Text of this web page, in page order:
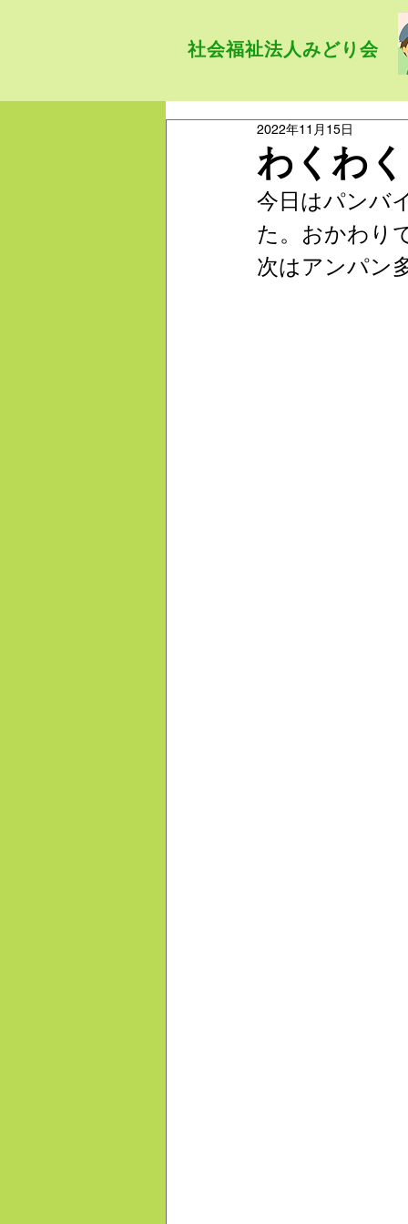
社会福祉法人みどり会
わくわ
2022年11月15日
今日はパンバ
た。おかわり
次はアンパン